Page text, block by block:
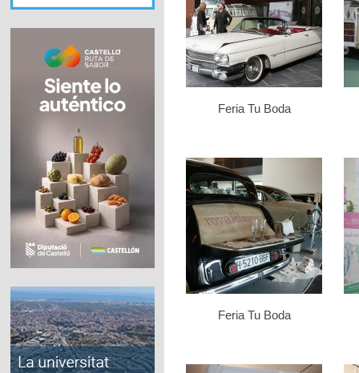
Feria Tu Boda
Feria Tu Boda